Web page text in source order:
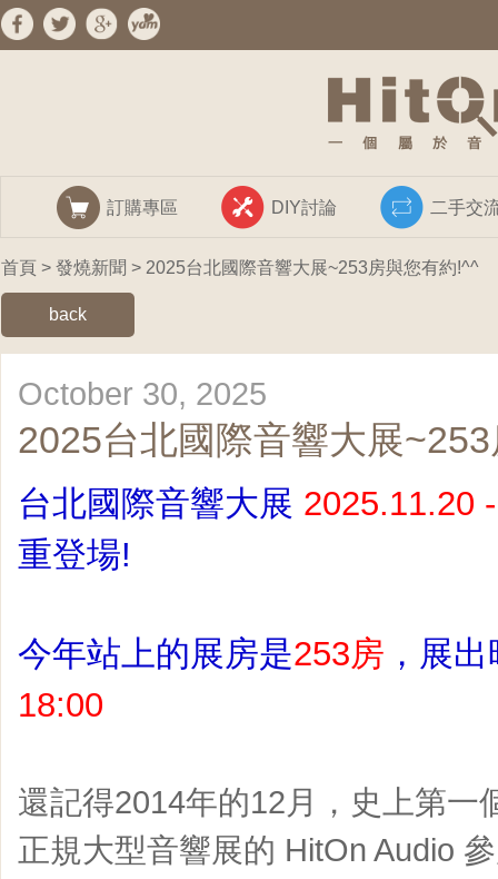
訂購專區 DIY討論 二手交
首頁 > 發燒新聞 > 2025台北國際音響大展~253房與您有約!^^
back
October 30, 2025
2025台北國際音響大展
台北國際音響大展 2025.11.20
重登場!
今年站上的展房是253房 ， 展
18:00
還記得2014年的12月， 史上第一
正規大型音響展的 HitOn Audio